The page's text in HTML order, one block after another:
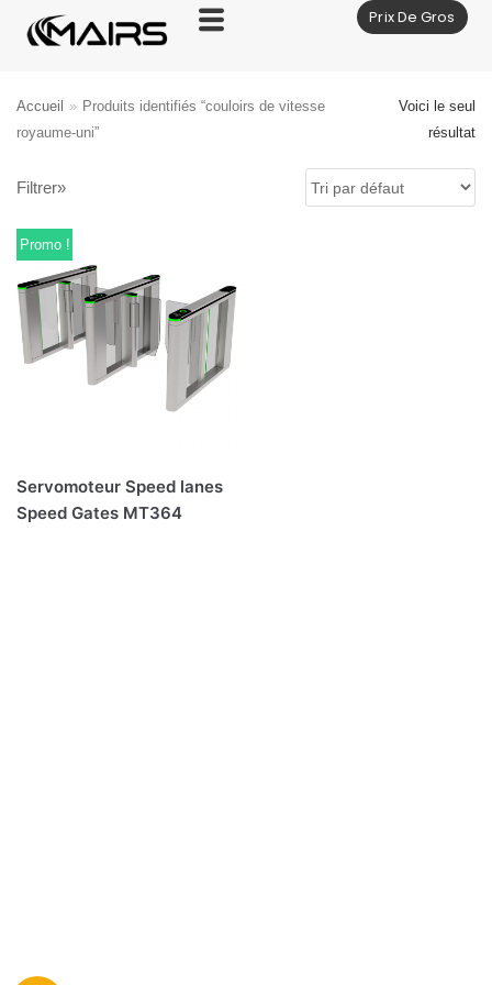
Aller
au
Prix De Gros
Accueil » Produits identifiés “couloirs de vitesse
royaume-uni”
Voici le seul
résultat
Filtrer»
Promo !
Servomoteur Speed lanes
Speed Gates MT364